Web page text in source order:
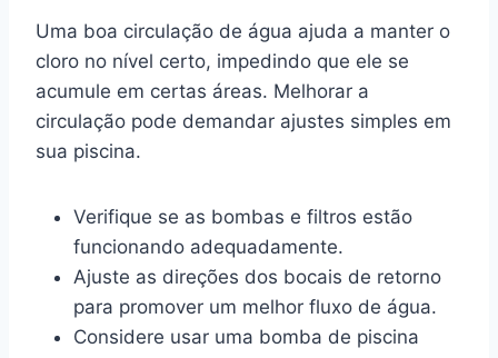
Uma boa circulação de água ajuda a manter o
cloro no nível certo, impedindo que ele se
acumule em certas áreas. Melhorar a
circulação pode demandar ajustes simples em
sua piscina.
Verifique se as bombas e filtros estão
funcionando adequadamente.
Ajuste as direções dos bocais de retorno
para promover um melhor fluxo de água.
Considere usar uma bomba de piscina